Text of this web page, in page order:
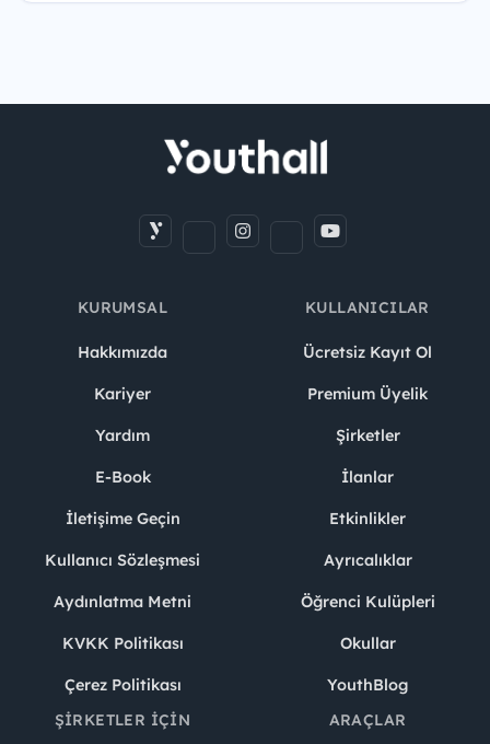
KURUMSAL
Hakkımızda
Kariyer
Yardım
E-Book
İletişime Geçin
Kullanıcı Sözleşmesi
Aydınlatma Metni
KVKK Politikası
Çerez Politikası
KULLANICILAR
Ücretsiz Kayıt Ol
Premium Üyelik
Şirketler
İlanlar
Etkinlikler
Ayrıcalıklar
Öğrenci Kulüpleri
Okullar
YouthBlog
ŞIRKETLER İÇIN
ARAÇLAR